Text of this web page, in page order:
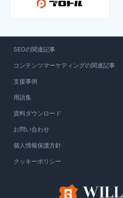
SEOの関連記事
コンテンツマーケティングの関連記事
支援事例
用語集
資料ダウンロード
お問い合わせ
個人情報保護方針
クッキーポリシー